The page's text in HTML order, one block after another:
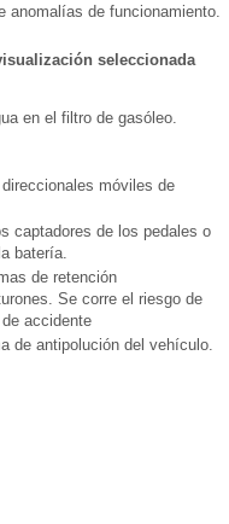
anomalías de funcionamiento.
seleccionada
en el filtro de gasóleo.
móviles de
captadores de los pedales o
batería.
de retención
Se corre el riesgo de
accidente
de antipolución del vehículo.